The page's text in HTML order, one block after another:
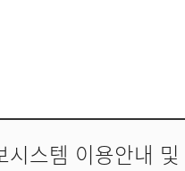
시스템 이용안내